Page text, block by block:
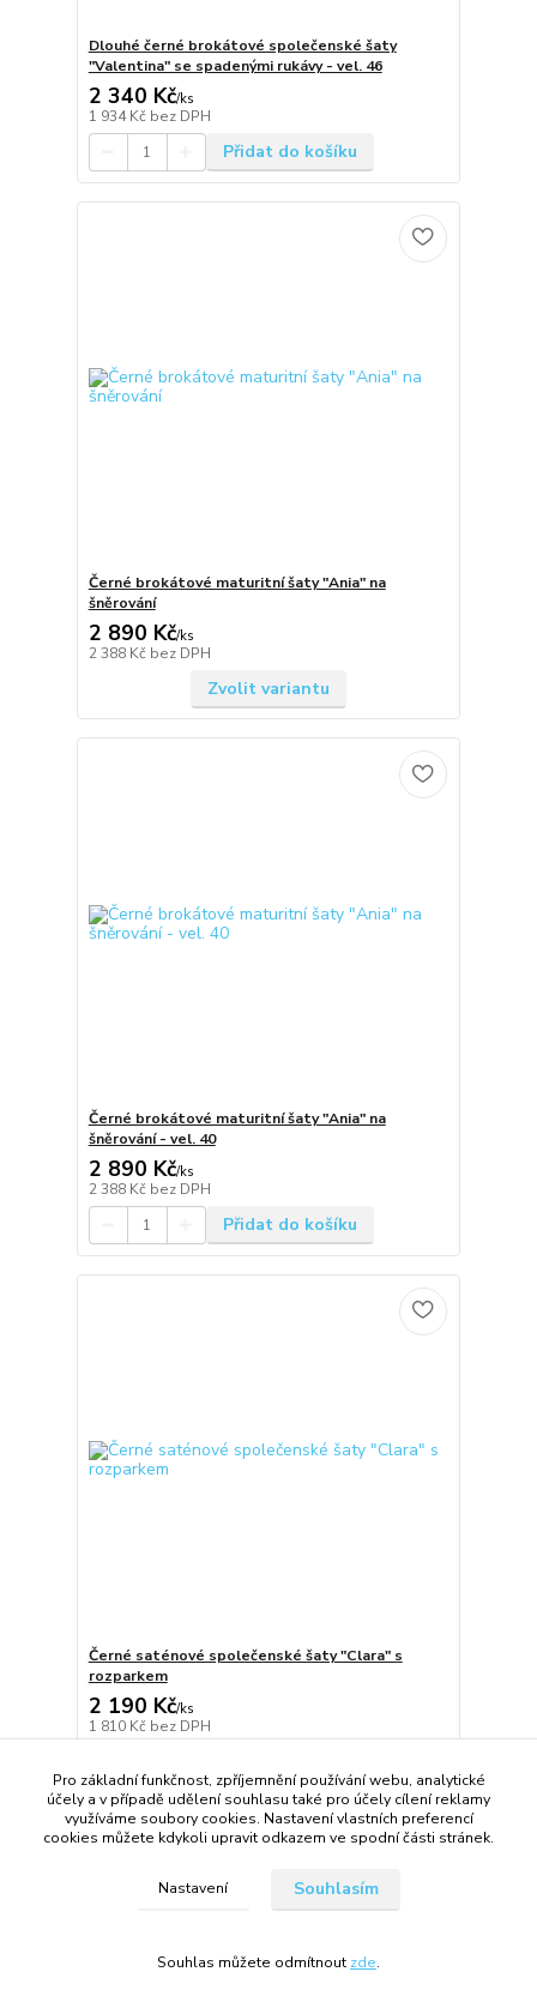
Dlouhé černé brokátové společenské šaty
"Valentina" se spadenými rukávy - vel. 46
2 340 Kč/ks
1 934 Kč bez DPH
Přidat do košíku
Černé brokátové maturitní šaty "Ania" na
šněrování
2 890 Kč/ks
2 388 Kč bez DPH
Zvolit variantu
Černé brokátové maturitní šaty "Ania" na
šněrování - vel. 40
2 890 Kč/ks
2 388 Kč bez DPH
Přidat do košíku
Černé saténové společenské šaty "Clara" s
rozparkem
2 190 Kč/ks
1 810 Kč bez DPH
Pro základní funkčnost, zpříjemnění používání webu, analytické
účely a v případě udělení souhlasu také pro účely cílení reklamy
využíváme soubory cookies. Nastavení vlastních preferencí
cookies můžete kdykoli upravit odkazem ve spodní části stránek.
Nastavení Souhlasím
Souhlas můžete odmítnout zde.